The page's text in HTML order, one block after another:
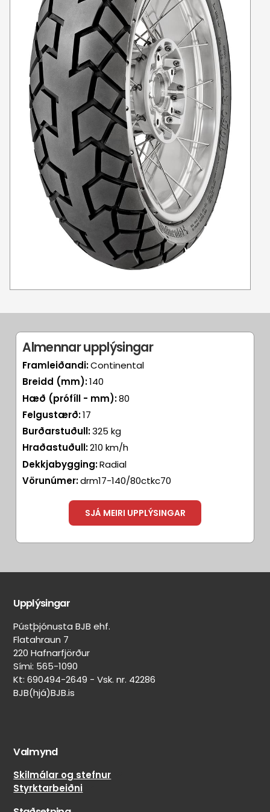
Almennar upplýsingar
Framleiðandi:Continental
Breidd (mm):140
Hæð (prófíll - mm):80
Felgustærð:17
Burðarstuðull:325 kg
Hraðastuðull:210 km/h
Dekkjabygging:Radial
Vörunúmer:drm17-140/80ctkc70
SJÁ MEIRI UPPLÝSINGAR
Aðrir
Nei
Aðrar
skipting
Upplýsingar
Pústþjónusta BJB ehf.
Flatahraun 7
220 Hafnarfjörður
Sími: 565-1090
Kt: 690494-2649 - Vsk. nr. 42286
BJB(hjá)BJB.is
Valmynd
Skilmálar og stefnur
Styrktarbeiðni